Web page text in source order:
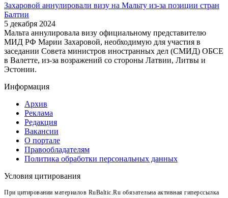
Захаровой аннулировали визу на Мальту из-за позиции стран
Балтии
5 декабря 2024
Мальта аннулировала визу официальному представителю
МИД РФ Марии Захаровой, необходимую для участия в
заседании Совета министров иностранных дел (СМИД) ОБСЕ
в Валетте, из-за возражений со стороны Латвии, Литвы и
Эстонии.
Информация
Архив
Реклама
Редакция
Вакансии
О портале
Правообладателям
Политика обработки персональных данных
Условия цитирования
При цитировании материалов RuBaltic.Ru обязательна активная гиперссылка